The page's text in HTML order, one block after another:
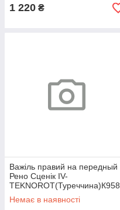
1 220 ₴
Важіль правий на передный
Рено Сценік IV-
TEKNOROT(Туреччина)К958
Немає в наявності